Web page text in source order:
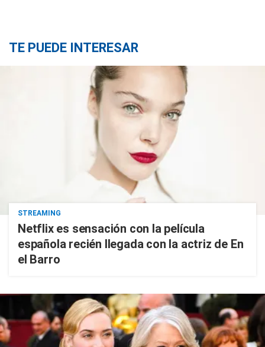
TE PUEDE INTERESAR
STREAMING
Netflix es sensación con la película
española recién llegada con la actriz de En
el Barro